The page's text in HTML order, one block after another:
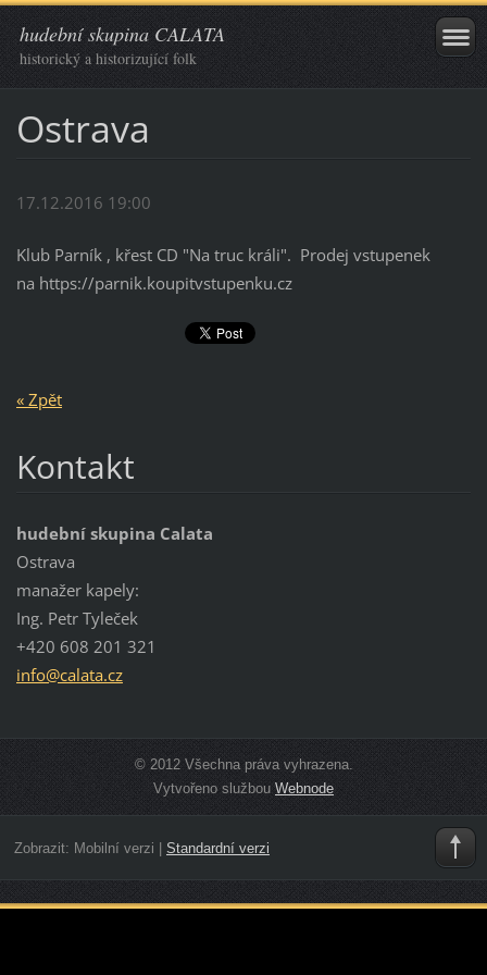
hudební skupina CALATA
historický a historizující folk
Ostrava
17.12.2016 19:00
Klub Parník , křest CD "Na truc králi". Prodej vstupenek
na https://parnik.koupitvstupenku.cz
« Zpět
Kontakt
hudební skupina Calata
Ostrava
manažer kapely:
Ing. Petr Tyleček
+420 608 201 321
info@calata.cz
© 2012 Všechna práva vyhrazena.
Vytvořeno službou Webnode
Zobrazit: Mobilní verzi Standardní verzi